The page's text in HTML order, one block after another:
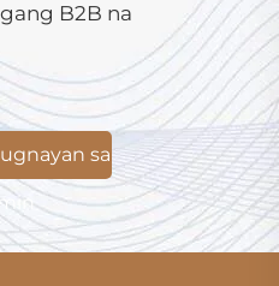
B2B na
sa